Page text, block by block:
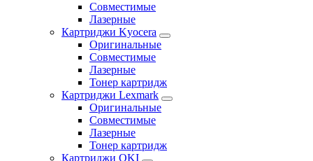
Совместимые
Лазерные
Картриджи Kyocera
Оригинальные
Совместимые
Лазерные
Тонер картридж
Картриджи Lexmark
Оригинальные
Совместимые
Лазерные
Тонер картридж
Картриджи OKI